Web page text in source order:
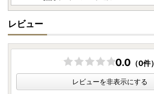
レビュー
0.0 （0件）
レビューを非表示にする